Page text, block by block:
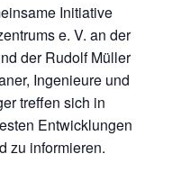
Initiative
e. V. an der
der Rudolf Müller
Ingenieure und
treffen sich in
Entwicklungen
zu informieren.